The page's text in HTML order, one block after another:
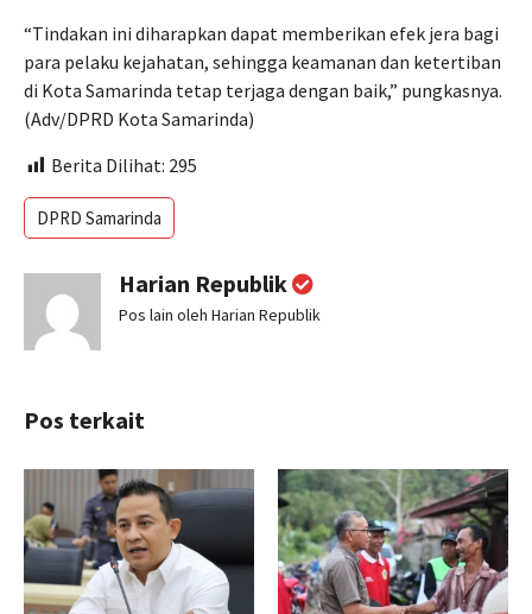
“Tindakan ini diharapkan dapat memberikan efek jera bagi
para pelaku kejahatan, sehingga keamanan dan ketertiban
di Kota Samarinda tetap terjaga dengan baik,” pungkasnya.
(Adv/DPRD Kota Samarinda)
Berita Dilihat: 295
DPRD Samarinda
Harian Republik
Pos lain oleh Harian Republik
Pos terkait